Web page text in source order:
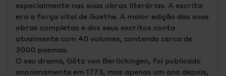
especialmente nas suas obras literárias. A escrita
era a força vital de Goethe. A maior edição das suas
obras completas e dos seus escritos conta
atualmente com 40 volumes, contendo cerca de
3000 poemas.
O seu drama, Götz von Berlichingen, foi publicado
anonimamente em 1773, mas apenas um ano depois,